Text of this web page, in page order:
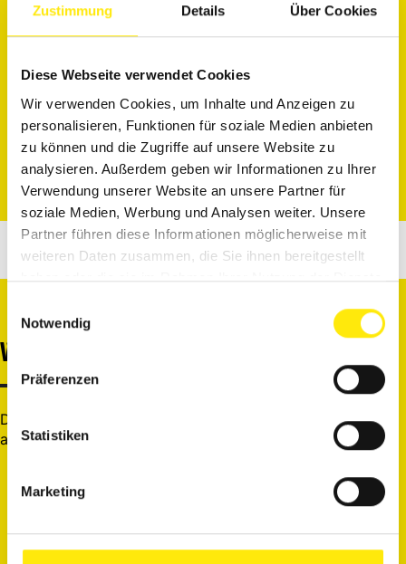
Zustimmung Details Über Cookies
Diese Webseite verwendet Cookies
Wir verwenden Cookies, um Inhalte und Anzeigen zu
personalisieren, Funktionen für soziale Medien anbieten
zu können und die Zugriffe auf unsere Website zu
analysieren. Außerdem geben wir Informationen zu Ihrer
Verwendung unserer Website an unsere Partner für
soziale Medien, Werbung und Analysen weiter. Unsere
Partner führen diese Informationen möglicherweise mit
weiteren Daten zusammen, die Sie ihnen bereitgestellt
haben oder die sie im Rahmen Ihrer Nutzung der Dienste
Notwendig
Präferenzen
Statistiken
Marketing
Kundenservice@Busch-Brunner.de
WEITERE EXPERTEN
Du möchtest dir noch andere Experten genauer
anschauen? Let’s go.